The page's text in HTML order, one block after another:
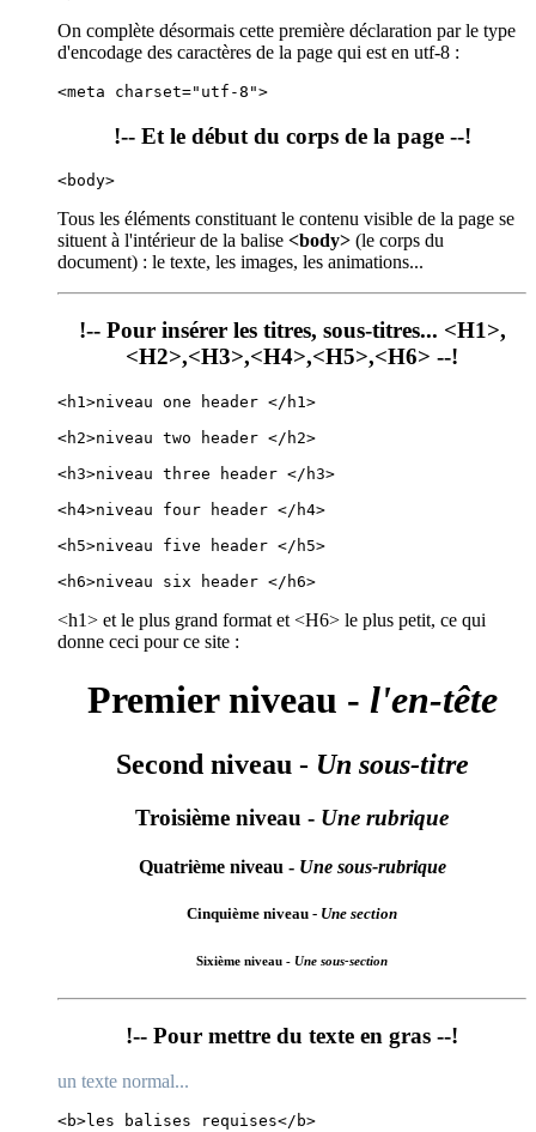
On complète désormais cette première déclaration par le type
d'encodage des caractères de la page qui est en utf-8 :
<meta charset="utf-8">
!-- Et le début du corps de la page --!
<body>
Tous les éléments constituant le contenu visible de la page se
situent à l'intérieur de la balise <body> (le corps du
document) : le texte, les images, les animations...
!-- Pour insérer les titres, sous-titres... <H1>,
<H2>,<H3>,<H4>,<H5>,<H6> --!
<h1>niveau one header </h1>
<h2>niveau two header </h2>
<h3>niveau three header </h3>
<h4>niveau four header </h4>
<h5>niveau five header </h5>
<h6>niveau six header </h6>
<h1> et le plus grand format et <H6> le plus petit, ce qui
donne ceci pour ce site :
Premier niveau - l'en-tête
Second niveau - Un sous-titre
Troisième niveau - Une rubrique
Quatrième niveau - Une sous-rubrique
Cinquième niveau - Une section
Sixième niveau - Une sous-section
!-- Pour mettre du texte en gras --!
un texte normal...
<b>les balises requises</b>